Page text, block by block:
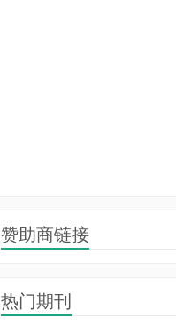
赞助商链接
热门期刊